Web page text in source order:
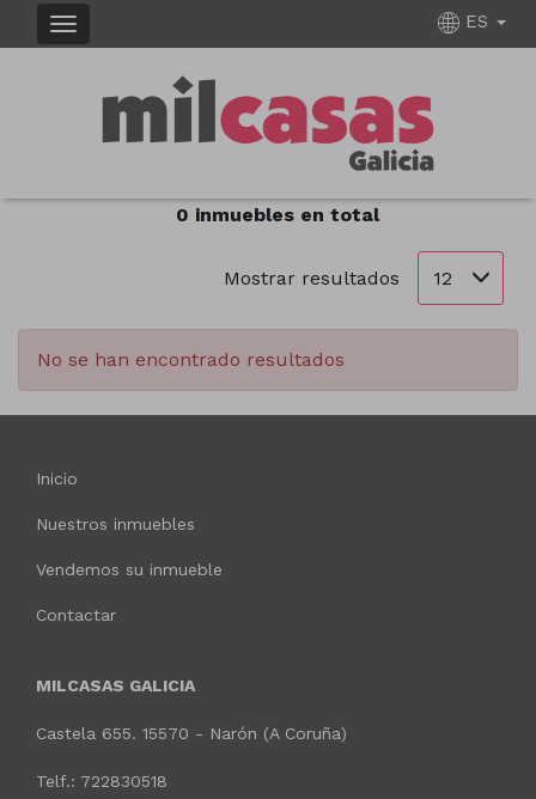
ES
INMUEBLES EN VENTA EN
Filtrar Ordenar
0 inmuebles en total
Mostrar resultados 12
No se han encontrado resultados
Inicio
Nuestros inmuebles
Vendemos su inmueble
Contactar
MILCASAS GALICIA
Castela 655. 15570 - Narón (A Coruña)
Telf.: 722830518